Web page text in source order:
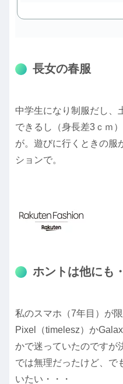
長女の春服
中学生になり制服だし、
できるし（身長差3ｃｍ
が。遊びに行くときの服
ションで。
ホントは他にも
私のスマホ（7年目）が
Pixel（timelesz）か
かで迷っていたのですが
では無理だったけど、で
いたい・・・